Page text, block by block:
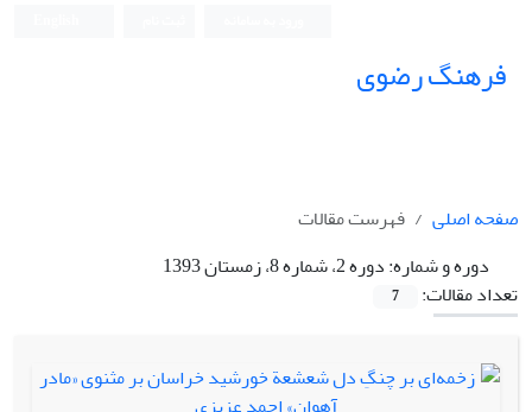
فرهنگ رضوی
صفحه اصلی
فهرست مقالات
دوره و شماره:دوره 2، شماره 8، زمستان 1393
تعداد مقالات:
7